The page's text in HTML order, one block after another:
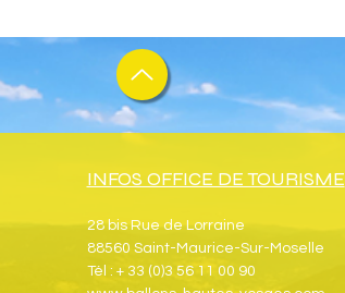
INFOS OFFICE DE TOURISME
28 bis Rue de Lorraine
88560 Saint-Maurice-Sur-Moselle
Tél : + 33 (0)3 56 11 00 90